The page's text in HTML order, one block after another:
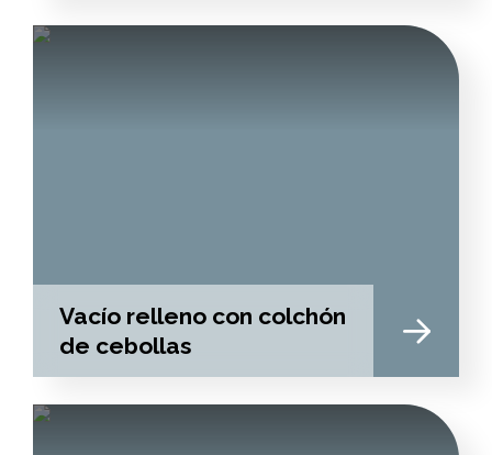
Vacío relleno con colchón
de cebollas